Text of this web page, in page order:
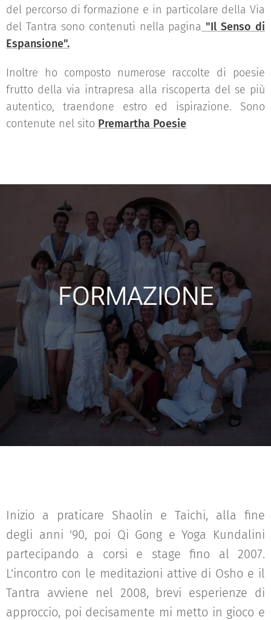
del percorso di formazione e in particolare della Via
del Tantra sono contenuti nella pagina "Il Senso di
Espansione".
Inoltre ho composto numerose raccolte di poesie
frutto della via intrapresa alla riscoperta del se più
autentico, traendone estro ed ispirazione. Sono
contenute nel sito Premartha Poesie
FORMAZIONE
Inizio a praticare Shaolin e Taichi, alla fine
degli anni '90, poi Qi Gong e Yoga Kundalini
partecipando a corsi e stage fino al 2007.
L'incontro con le meditazioni attive di Osho e il
Tantra avviene nel 2008, brevi esperienze di
approccio, poi decisamente mi metto in gioco e